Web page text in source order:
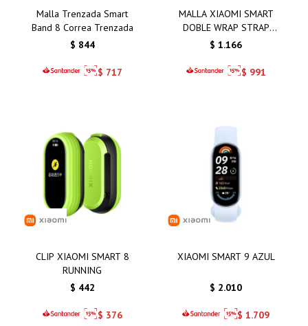
Malla Trenzada Smart
Band 8 Correa Trenzada
$ 844
$ 717
MALLA XIAOMI SMART
DOBLE WRAP STRAP
BLANCA Y NEGRA
$ 1.166
$ 991
CLIP XIAOMI SMART 8
RUNNING
$ 442
$ 376
XIAOMI SMART 9 AZUL
$ 2.010
$ 1.709